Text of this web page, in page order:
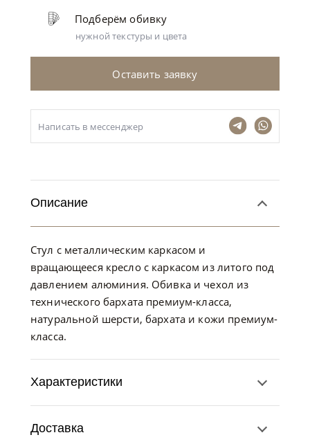
Подберём обивку
нужной текстуры и цвета
Оставить заявку
Написать в мессенджер
Описание
Стул с металлическим каркасом и
вращающееся кресло с каркасом из литого под
давлением алюминия. Обивка и чехол из
технического бархата премиум-класса,
натуральной шерсти, бархата и кожи премиум-
класса.
Характеристики
Доставка